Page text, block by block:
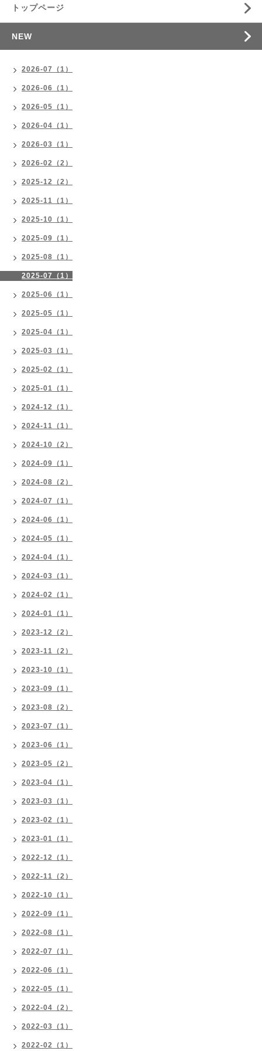
トップページ
NEW
2026-07（1）
2026-06（1）
2026-05（1）
2026-04（1）
2026-03（1）
2026-02（2）
2025-12（2）
2025-11（1）
2025-10（1）
2025-09（1）
2025-08（1）
2025-07（1）
2025-06（1）
2025-05（1）
2025-04（1）
2025-03（1）
2025-02（1）
2025-01（1）
2024-12（1）
2024-11（1）
2024-10（2）
2024-09（1）
2024-08（2）
2024-07（1）
2024-06（1）
2024-05（1）
2024-04（1）
2024-03（1）
2024-02（1）
2024-01（1）
2023-12（2）
2023-11（2）
2023-10（1）
2023-09（1）
2023-08（2）
2023-07（1）
2023-06（1）
2023-05（2）
2023-04（1）
2023-03（1）
2023-02（1）
2023-01（1）
2022-12（1）
2022-11（2）
2022-10（1）
2022-09（1）
2022-08（1）
2022-07（1）
2022-06（1）
2022-05（1）
2022-04（2）
2022-03（1）
2022-02（1）